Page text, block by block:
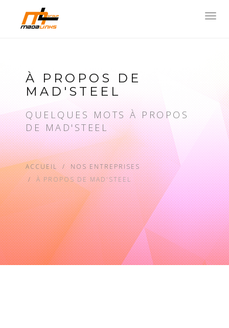
À PROPOS DE
MAD'STEEL
QUELQUES MOTS À PROPOS
DE MAD'STEEL
ACCUEIL
NOS ENTREPRISES
À PROPOS DE MAD'STEEL